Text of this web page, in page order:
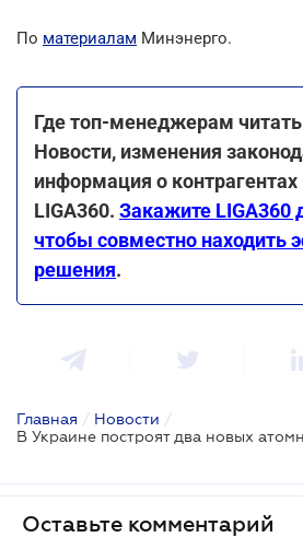
По материалам Минэнерго.
Где топ-менеджерам
Новости, изменения
информация о
LIGA360. Закажите LIGA360
чтобы совместно находить
решения.
Главная / Новости /
Оставьте комментарий